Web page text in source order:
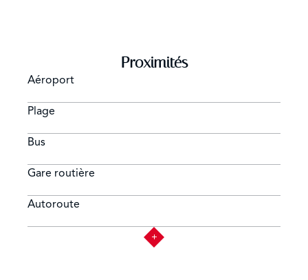
Proximités
Aéroport
Plage
Bus
Gare routière
Autoroute